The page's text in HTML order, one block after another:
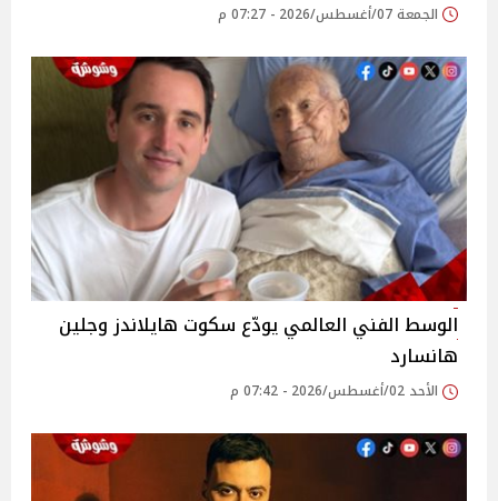
الجمعة 07/أغسطس/2026 - 07:27 م
الوسط الفني العالمي يودّع سكوت هايلاندز وجلين
هانسارد
الأحد 02/أغسطس/2026 - 07:42 م